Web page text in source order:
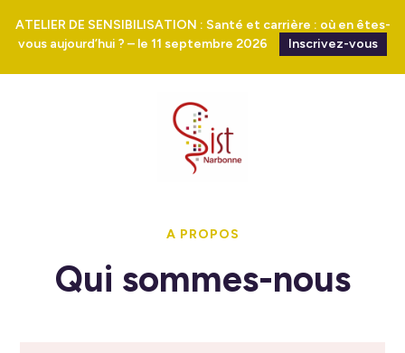
ATELIER DE SENSIBILISATION : Santé et carrière : où en êtes-
vous aujourd’hui ? – le 11 septembre 2026
Inscrivez-vous
A PROPOS
Qui sommes-nous